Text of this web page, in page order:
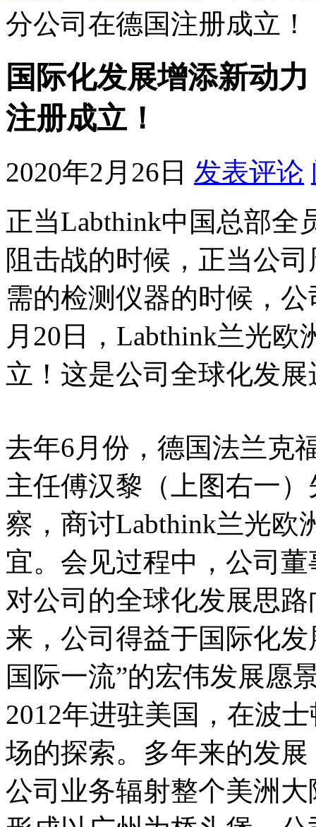
分公司在德国注册成立！
国际化发展增添新动
注册成立！
2020年2月26日 发表评论
正当Labthink中国总部全
阻击战的时候，正当公
需的检测仪器的时候，
月20日，Labthink兰光
立！这是公司全球化发
去年6月份，德国法兰克
主任傅汉黎（上图右一
察，商讨Labthink兰光欧
宜。会见过程中，公司
对公司的全球化发展思
来，公司得益于国际化
国际一流”的宏伟发展愿
2012年进驻美国，在波
场的探索。多年来的发
公司业务辐射整个美洲